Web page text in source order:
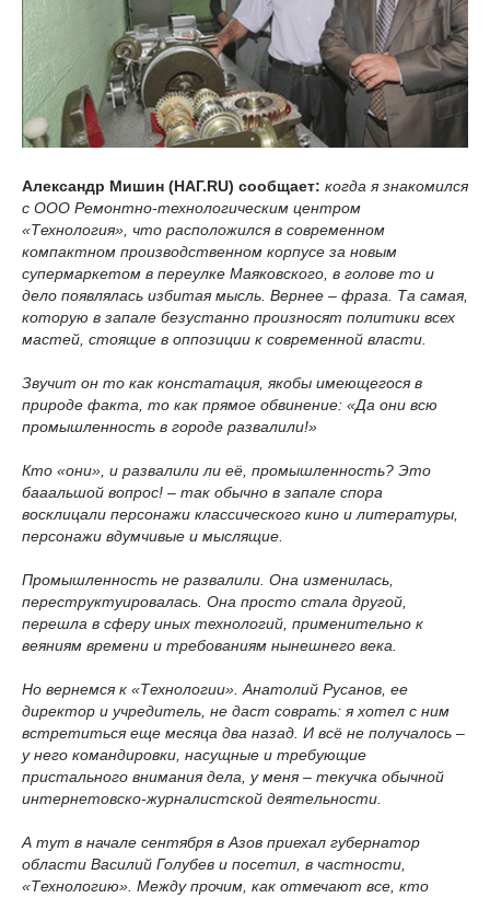
Александр Мишин (НАГ.RU) сообщает: когда я знакомился
с ООО Ремонтно-технологическим центром
«Технология», что расположился в современном
компактном производственном корпусе за новым
супермаркетом в переулке Маяковского, в голове то и
дело появлялась избитая мысль. Вернее – фраза. Та самая,
которую в запале безустанно произносят политики всех
мастей, стоящие в оппозиции к современной власти.
Звучит он то как констатация, якобы имеющегося в
природе факта, то как прямое обвинение: «Да они всю
промышленность в городе развалили!»
Кто «они», и развалили ли её, промышленность? Это
бааальшой вопрос! – так обычно в запале спора
восклицали персонажи классического кино и литературы,
персонажи вдумчивые и мыслящие.
Промышленность не развалили. Она изменилась,
переструктуировалась. Она просто стала другой,
перешла в сферу иных технологий, применительно к
веяниям времени и требованиям нынешнего века.
Но вернемся к «Технологии». Анатолий Русанов, ее
директор и учредитель, не даст соврать: я хотел с ним
встретиться еще месяца два назад. И всё не получалось –
у него командировки, насущные и требующие
пристального внимания дела, у меня – текучка обычной
интернетовско-журналистской деятельности.
А тут в начале сентября в Азов приехал губернатор
области Василий Голубев и посетил, в частности,
«Технологию». Между прочим, как отмечают все, кто